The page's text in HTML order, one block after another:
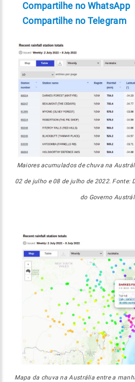
Compartilhe no WhatsApp
Compartilhe no Telegram
Maiores acumulados de chuva na
02 de julho e 08 de julho de 2022. Fonte:
do Governo
Mapa da chuva na Austrália entre a